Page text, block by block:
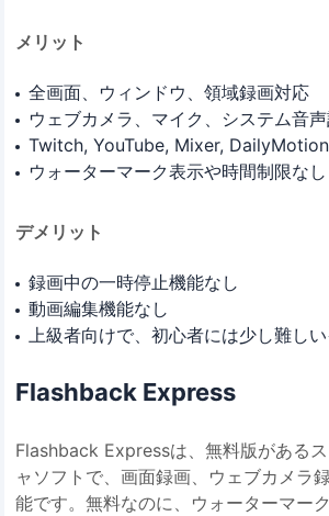
メリット
全画面、ウィンドウ、領域録画対応
ウェブカメラ、マイク、システム音
Twitch, YouTube, Mixer,
ウォーターマーク表示や時間制限なし
デメリット
録画中の一時停止機能なし
動画編集機能なし
上級者向けで、初心者には少し難し
Flashback Express
Flashback Expressは、無料版がある
ャソフトで、画面録画、ウェブカメラ
能です。無料なのに、ウォーターマー